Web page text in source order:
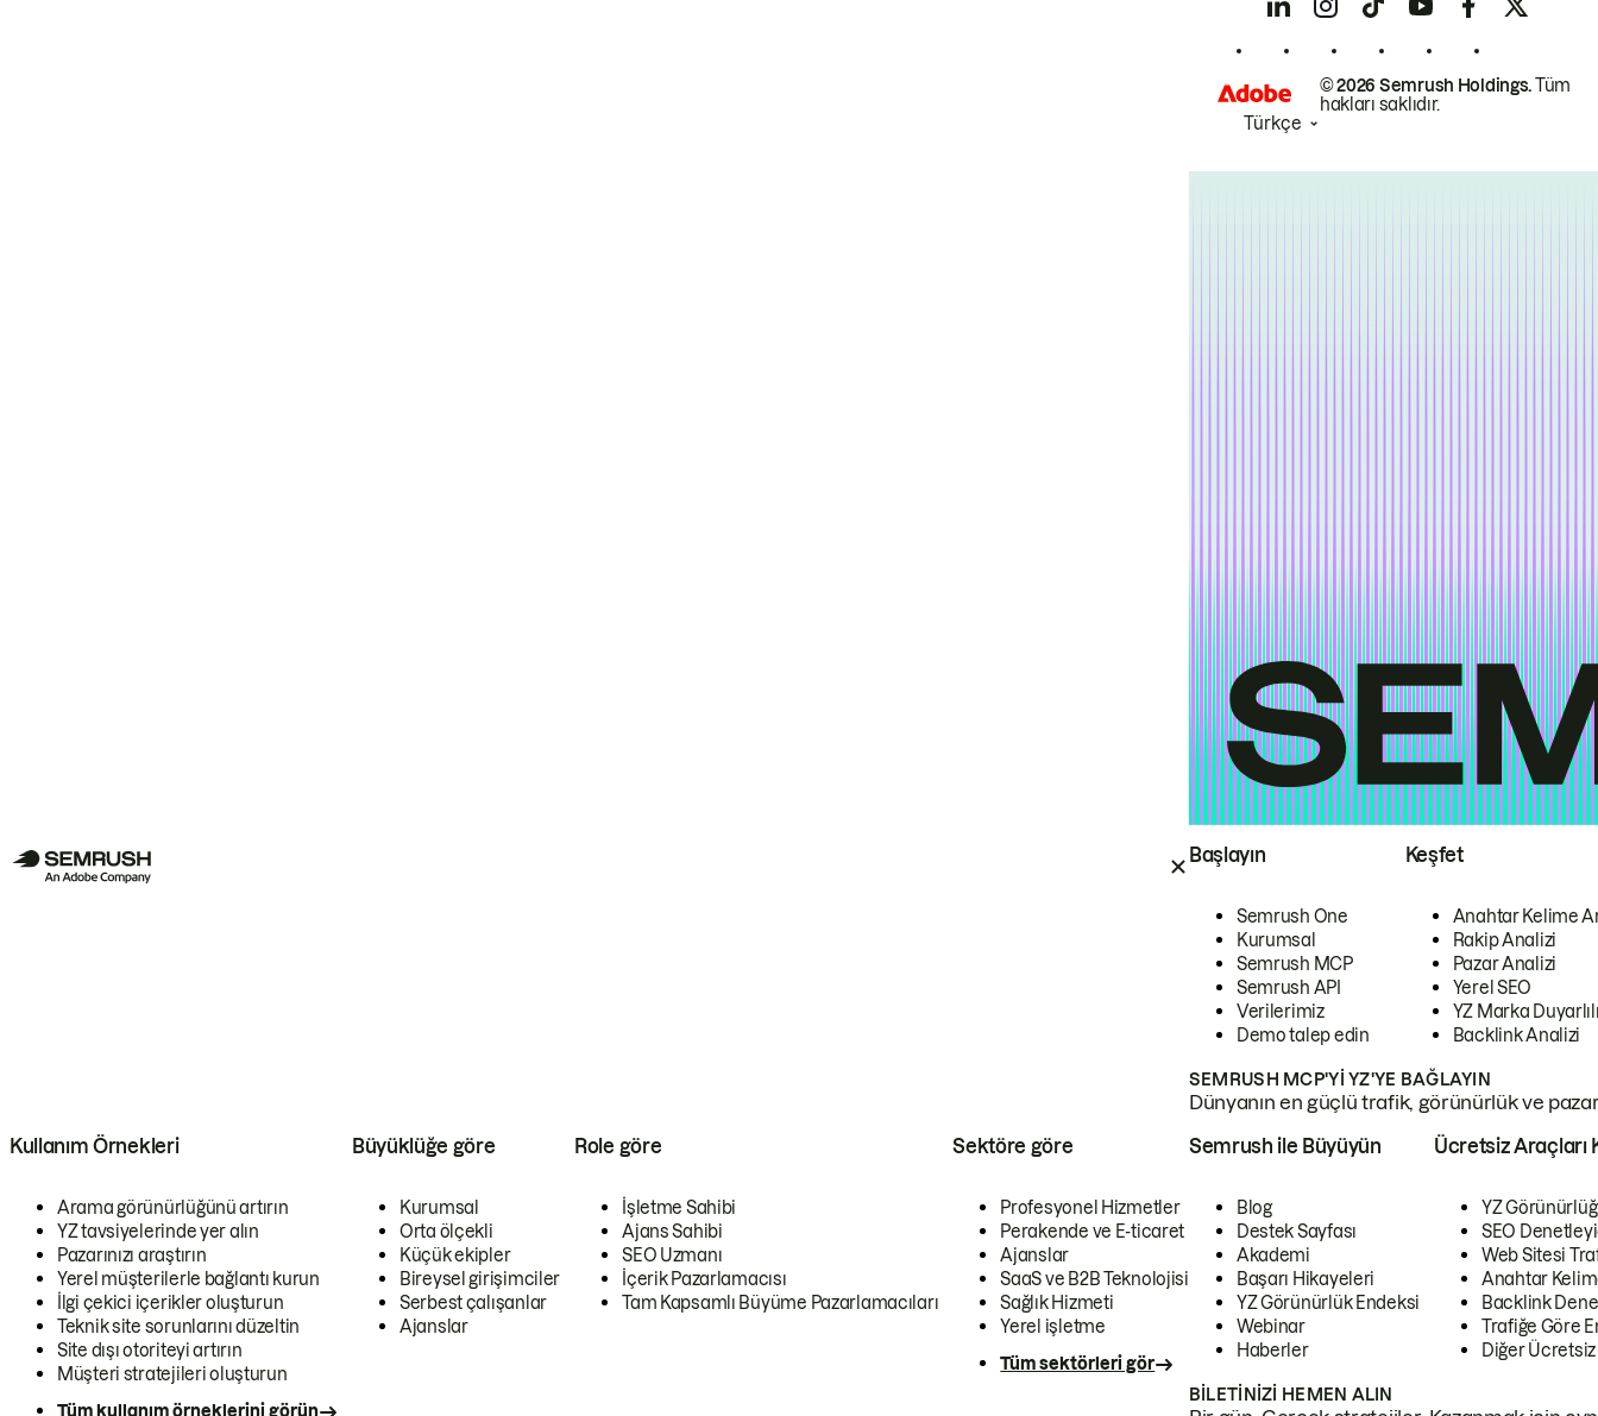
Başlayın
Semrush One
Kurumsal
Semrush MCP
Semrush API
Verilerimiz
Demo talep edin
Keşfet
Anahtar Kelime
Rakip Analizi
Pazar Analizi
Yerel SEO
YZ Marka
Backlink Analizi
SEMRUSH MCP'YI YZ'YE BAĞLAYIN
Dünyanın en güçlü trafik, görünürlük ve
Kullanım Örnekleri
Arama görünürlüğünü artırın
YZ tavsiyelerinde yer alın
Pazarınızı araştırın
Yerel müşterilerle bağlantı kurun
İlgi çekici içerikler oluşturun
Teknik site sorunlarını düzeltin
Site dışı otoriteyi artırın
Müşteri stratejileri oluşturun
Tüm kullanım örneklerini görün
Büyüklüğe göre
Kurumsal
Orta ölçekli
Küçük ekipler
Bireysel girişimciler
Serbest çalışanlar
Ajanslar
Role göre
İşletme Sahibi
Ajans Sahibi
SEO Uzmanı
İçerik Pazarlamacısı
Tam Kapsamlı Büyüme Pazarlamacıları
Sektöre göre
Profesyonel Hizmetler
Perakende ve E-ticaret
Ajanslar
SaaS ve B2B Teknolojisi
Sağlık Hizmeti
Yerel işletme
Tüm sektörleri gör
Semrush ile Büyüyün
Blog
Destek Sayfası
Akademi
Başarı Hikayeleri
YZ Görünürlük Endeksi
Webinar
Haberler
Ücretsiz Araçları
YZ
SEO
Web Sitesi
Anahtar
Backlink
Trafiğe Göre
Diğer
BILETINIZI HEMEN ALIN
© 2026 Semrush Holdings.Tüm
hakları saklıdır.
Türkçe